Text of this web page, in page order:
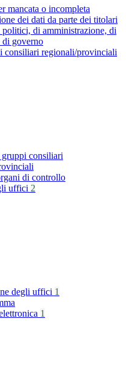
mancata o incompleta
dei dati da parte dei titolari
di amministrazione, di
di governo
consiliari regionali/provinciali
consiliari
di controllo
uffici 2
degli uffici 1
1